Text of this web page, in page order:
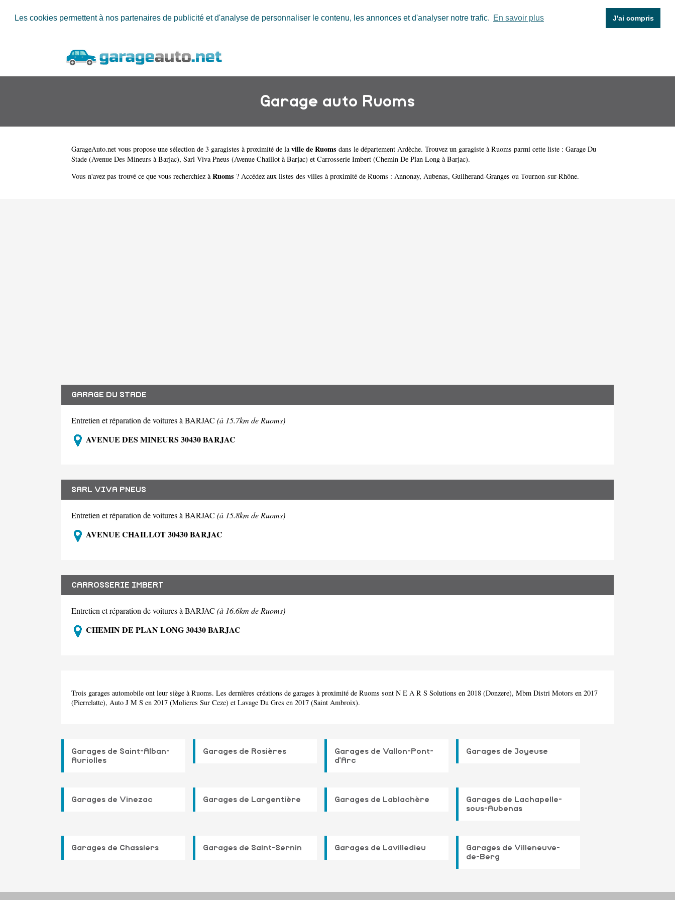
Les cookies permettent à nos partenaires de publicité et d'analyse de personnaliser le contenu, les annonces et d'analyser notre trafic. En savoir plus J'ai compris
Garage auto Ruoms
GarageAuto.net vous propose une sélection de 3 garagistes à proximité de laville de Ruoms dans le département Ardèche. Trouvez un garagiste à Ruoms parmi cette liste : Garage Du
Stade (Avenue Des Mineurs à Barjac), Sarl Viva Pneus (Avenue Chaillot à Barjac) et Carrosserie Imbert (Chemin De Plan Long à Barjac).
Vous n'avez pas trouvé ce que vous recherchiez àRuoms ? Accédez aux listes des villes à proximité de Ruoms : Annonay, Aubenas, Guilherand-Granges ou Tournon-sur-Rhône.
GARAGE DU STADE
Entretien et réparation de voitures à BARJAC (à 15.7km de Ruoms)
AVENUE DES MINEURS 30430 BARJAC
SARL VIVA PNEUS
Entretien et réparation de voitures à BARJAC (à 15.8km de Ruoms)
AVENUE CHAILLOT 30430 BARJAC
CARROSSERIE IMBERT
Entretien et réparation de voitures à BARJAC (à 16.6km de Ruoms)
CHEMIN DE PLAN LONG 30430 BARJAC
Trois garages automobile ont leur siège à Ruoms. Les dernières créations de garages à proximité de Ruoms sont N E A R S Solutions en 2018 (Donzere), Mbm Distri Motors en 2017
(Pierrelatte), Auto J M S en 2017 (Molieres Sur Ceze) et Lavage Du Gres en 2017 (Saint Ambroix).
Garages de Saint-Alban-
Auriolles
Garages de Rosières
Garages de Vallon-Pont-
d'Arc
Garages de Joyeuse
Garages de Vinezac Garages de Largentière Garages de Lablachère
Garages de Lachapelle-
sous-Aubenas
Garages de Chassiers Garages de Saint-Sernin Garages de Lavilledieu
Garages de Villeneuve-
de-Berg